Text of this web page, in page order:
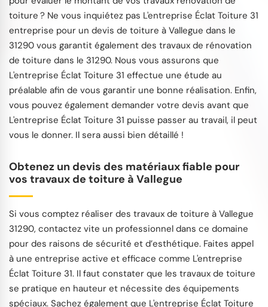
toiture ? Ne vous inquiétez pas L'entreprise Éclat Toiture 31
entreprise pour un devis de toiture à Vallegue dans le
31290 vous garantit également des travaux de rénovation
de toiture dans le 31290. Nous vous assurons que
L'entreprise Éclat Toiture 31 effectue une étude au
préalable afin de vous garantir une bonne réalisation. Enfin,
vous pouvez également demander votre devis avant que
L'entreprise Éclat Toiture 31 puisse passer au travail, il peut
vous le donner. Il sera aussi bien détaillé !
Obtenez un devis des matériaux fiable pour
vos travaux de toiture à Vallegue
Si vous comptez réaliser des travaux de toiture à Vallegue
31290, contactez vite un professionnel dans ce domaine
pour des raisons de sécurité et d’esthétique. Faites appel
à une entreprise active et efficace comme L'entreprise
Éclat Toiture 31. Il faut constater que les travaux de toiture
se pratique en hauteur et nécessite des équipements
spéciaux. Sachez également que L'entreprise Éclat Toiture